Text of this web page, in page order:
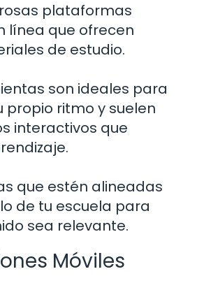
plataformas
línea que ofrecen
de estudio.
son ideales para
propio ritmo y suelen
interactivos que
que estén alineadas
de tu escuela para
sea relevante.
Móviles